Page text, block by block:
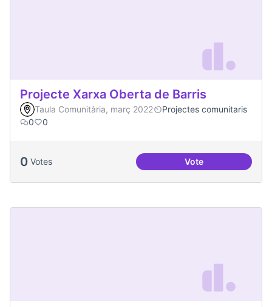
Projecte Xarxa Oberta de Barris
Taula Comunitària, març 2022
Projectes comunitaris
0
0
0 Votes VoteProjecte Xarxa